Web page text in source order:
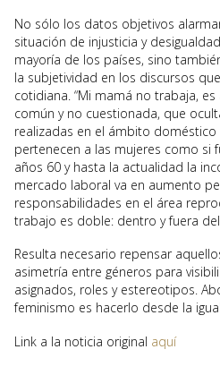
No sólo los datos objetivos
situación de injusticia y
mayoría de los países, sino
la subjetividad en los discursos
cotidiana. “Mi mamá no trabaja,
común y no cuestionada, que
realizadas en el ámbito doméstico
pertenecen a las mujeres como si
años 60 y hasta la actualidad la
mercado laboral va en aumento
responsabilidades en el área
trabajo es doble: dentro y fuera
Resulta necesario repensar
asimetría entre géneros para
asignados, roles y estereotipos.
feminismo es hacerlo desde la
Link a la noticia original aquí